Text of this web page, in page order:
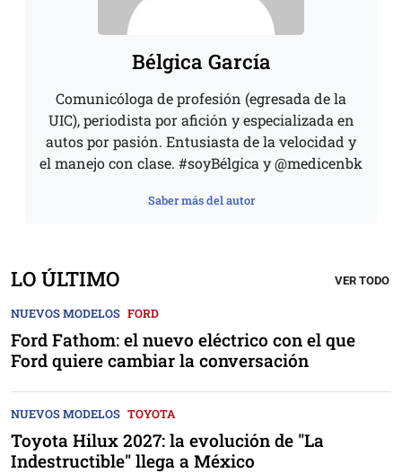
Bélgica García
Comunicóloga de profesión (egresada de la
UIC), periodista por afición y especializada en
autos por pasión. Entusiasta de la velocidad y
el manejo con clase. #soyBélgica y @medicenbk
Saber más del autor
LO ÚLTIMO VER TODO
NUEVOS MODELOS FORD
Ford Fathom: el nuevo eléctrico con el que
Ford quiere cambiar la conversación
NUEVOS MODELOS TOYOTA
Toyota Hilux 2027: la evolución de "La
Indestructible" llega a México